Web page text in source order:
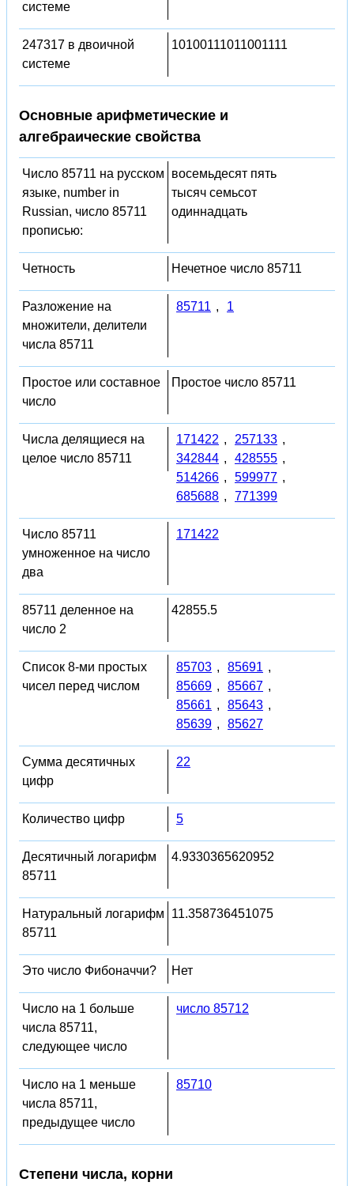
системе
247317 в двоичной
системе
10100111011001111
Основные арифметические и
алгебраические свойства
Число 85711 на русском
языке, number in
Russian, число 85711
прописью:
восемьдесят пять
тысяч семьсот
одиннадцать
Четность Нечетное число 85711
Разложение на
множители, делители
числа 85711
85711 , 1
Простое или составное
число
Простое число 85711
Числа делящиеся на
целое число 85711
171422 , 257133 ,
342844 , 428555 ,
514266 , 599977 ,
685688 , 771399
Число 85711
умноженное на число
два
171422
85711 деленное на
число 2
42855.5
Список 8-ми простых
чисел перед числом
85703 , 85691 ,
85669 , 85667 ,
85661 , 85643 ,
85639 , 85627
Сумма десятичных
цифр
22
Количество цифр 5
Десятичный логарифм
85711
4.9330365620952
Натуральный логарифм
85711
11.358736451075
Это число Фибоначчи? Нет
Число на 1 больше
числа 85711,
следующее число
число 85712
Число на 1 меньше
числа 85711,
предыдущее число
85710
Степени числа, корни